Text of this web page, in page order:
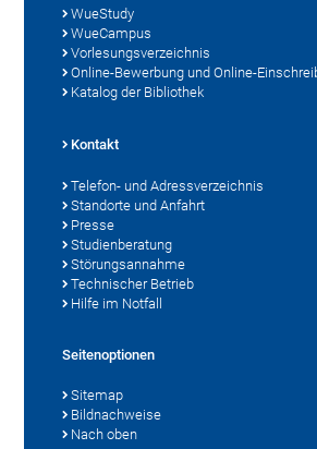
WueStudy
WueCampus
Vorlesungsverzeichnis
Online-Bewerbung und Online-
Katalog der Bibliothek
Kontakt
Telefon- und Adressverzeichnis
Standorte und Anfahrt
Presse
Studienberatung
Störungsannahme
Technischer Betrieb
Hilfe im Notfall
Seitenoptionen
Sitemap
Bildnachweise
Nach oben